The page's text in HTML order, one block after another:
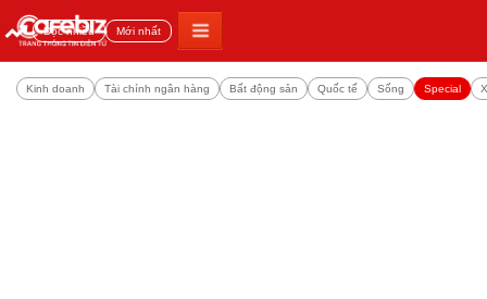
Đọc nhiều Mới nhất
Kinh doanh Tài chính ngân hàng Bất động sản Quốc tế Sống Special